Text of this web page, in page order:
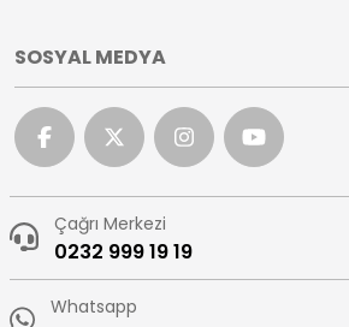
SOSYAL MEDYA
Çağrı Merkezi
0232 999 19 19
Whatsapp